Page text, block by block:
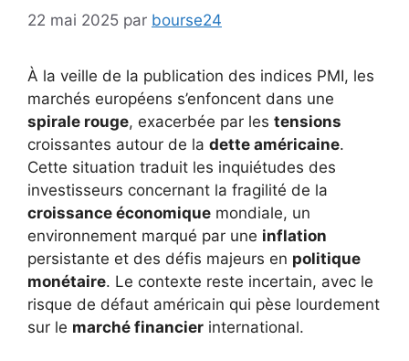
22 mai 2025 par bourse24
À la veille de la publication des indices PMI, les
marchés européens s’enfoncent dans une
spirale rouge, exacerbée par les tensions
croissantes autour de la dette américaine.
Cette situation traduit les inquiétudes des
investisseurs concernant la fragilité de la
croissance économique mondiale, un
environnement marqué par une inflation
persistante et des défis majeurs en politique
monétaire. Le contexte reste incertain, avec le
risque de défaut américain qui pèse lourdement
sur le marché financier international.